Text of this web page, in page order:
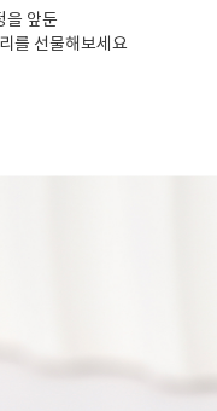
을 앞둔
를 선물해보세요